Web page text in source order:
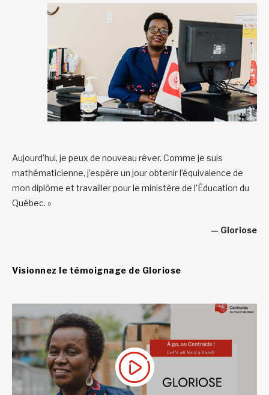
Aujourd’hui, je peux de nouveau rêver. Comme je suis
mathématicienne, j’espère un jour obtenir l’équivalence de
mon diplôme et travailler pour le ministère de l’Éducation du
Québec. »
— Gloriose
Visionnez le témoignage de Gloriose